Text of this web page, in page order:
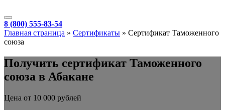
8 (800) 555-83-54
Главная страница » Сертификаты » Сертификат Таможенного
союза
Получить сертификат Таможенного
союза в Абакане
Цена от 10 000 рублей